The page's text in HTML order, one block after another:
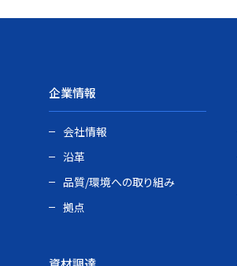
企業情報
会社情報
沿革
品質/環境への取り組み
拠点